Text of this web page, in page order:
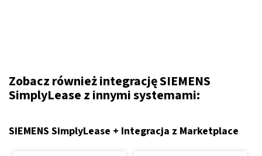
Zobacz również integrację SIEMENS
SimplyLease z innymi systemami:
SIEMENS SimplyLease + Integracja z Marketplace